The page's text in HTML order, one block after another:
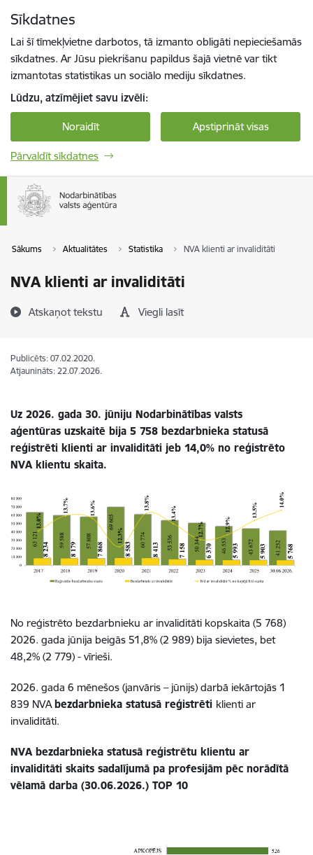
Sīkdatnes
Lai šī tīmekļvietne darbotos, tā izmanto obligāti nepieciešamās
sīkdatnes. Ar Jūsu piekrišanu papildus šajā vietnē var tikt
izmantotas statistikas un sociālo mediju sīkdatnes.
Lūdzu, atzīmējiet savu izvēli:
Noraidīt Apstiprināt visas
Pārvaldīt sīkdatnes
Sākums Aktualitātes Statistika NVA klienti ar invaliditāti
NVA klienti ar invaliditāti
Atskaņot tekstu Viegli lasīt
Publicēts: 07.02.2020.
Atjaunināts: 22.07.2026.
Uz 2026. gada 30. jūniju Nodarbinātības valsts
aģentūras uzskaitē bija 5 758 bezdarbnieka statusā
reģistrēti klienti ar invaliditāti jeb 14,0% no reģistrēto
NVA klientu skaita.
No reģistrēto bezdarbnieku ar invaliditāti kopskaita (5 768)
2026. gada jūnija beigās 51,8% (2 989) bija sievietes, bet
48,2% (2 779) - vīrieši.
2026. gada 6 mēnešos (janvāris – jūnijs) darbā iekārtojās 1
839 NVA bezdarbnieka statusā reģistrēti klienti ar
invaliditāti.
NVA bezdarbnieka statusā reģistrētu klientu ar
invaliditāti skaits sadalījumā pa profesijām pēc norādītā
vēlamā darba (30.06.2026.) TOP 10